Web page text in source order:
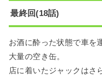
最終回(18話)
お酒に酔った状態で車を
大量の空き缶。
店に着いたジャックはさ